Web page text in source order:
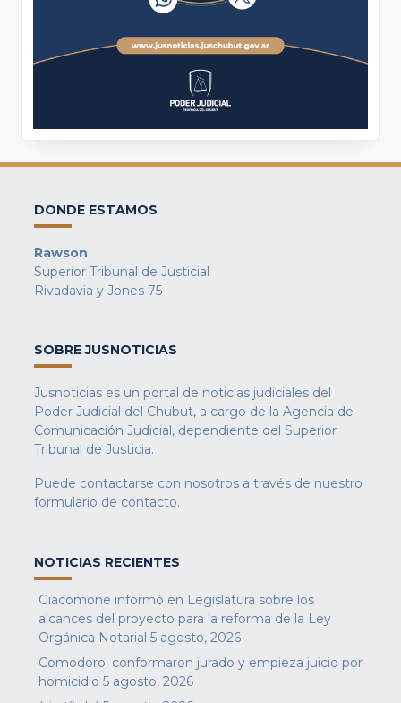
DONDE ESTAMOS
Rawson
Superior Tribunal de Justicial
Rivadavia y Jones 75
SOBRE JUSNOTICIAS
Jusnoticias es un portal de noticias judiciales del
Poder Judicial del Chubut, a cargo de la Agencia de
Comunicación Judicial, dependiente del Superior
Tribunal de Justicia.
Puede contactarse con nosotros a través de nuestro
formulario de contacto.
NOTICIAS RECIENTES
Giacomone informó en Legislatura sobre los
alcances del proyecto para la reforma de la Ley
Orgánica Notarial 5 agosto, 2026
Comodoro: conformaron jurado y empieza juicio por
homicidio 5 agosto, 2026